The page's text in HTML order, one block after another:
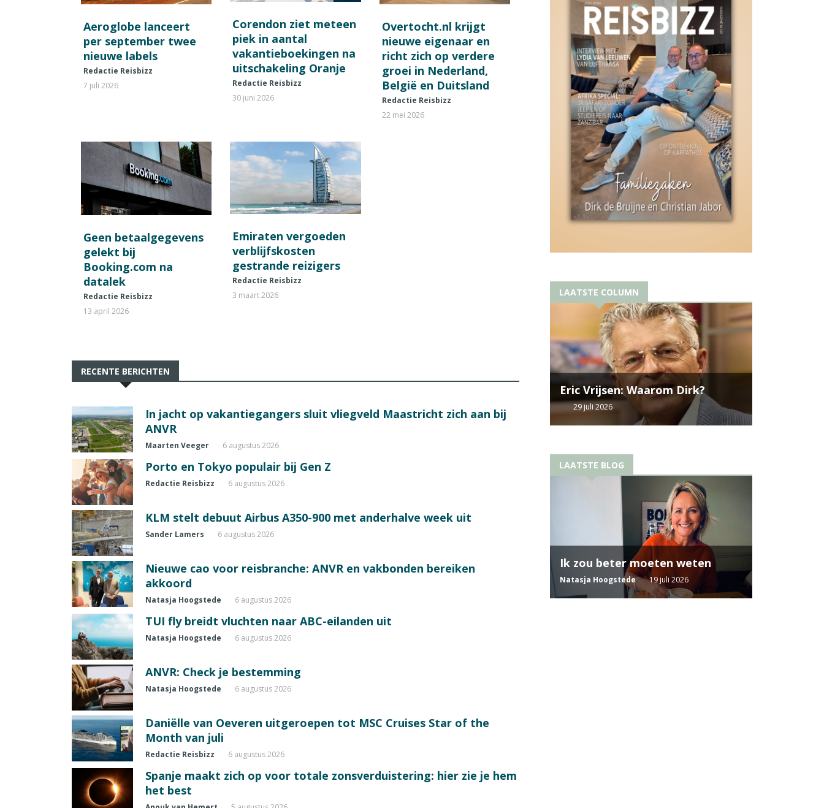
Aeroglobe lanceert
per september twee
nieuwe labels
Redactie Reisbizz
7 juli 2026
Corendon ziet meteen
piek in aantal
vakantieboekingen na
uitschakeling Oranje
Redactie Reisbizz
30 juni 2026
Overtocht.nl krijgt
nieuwe eigenaar en
richt zich op verdere
groei in Nederland,
België en Duitsland
Redactie Reisbizz
22 mei 2026
Geen betaalgegevens
gelekt bij
Booking.com na
datalek
Redactie Reisbizz
13 april 2026
Emiraten vergoeden
verblijfskosten
gestrande reizigers
Redactie Reisbizz
3 maart 2026
RECENTE BERICHTEN
In jacht op vakantiegangers sluit vliegveld Maastricht zich aan bij
ANVR
Maarten Veeger 6 augustus 2026
Porto en Tokyo populair bij Gen Z
Redactie Reisbizz 6 augustus 2026
KLM stelt debuut Airbus A350-900 met anderhalve week uit
Sander Lamers 6 augustus 2026
Nieuwe cao voor reisbranche: ANVR en vakbonden bereiken
akkoord
Natasja Hoogstede 6 augustus 2026
TUI fly breidt vluchten naar ABC-eilanden uit
Natasja Hoogstede 6 augustus 2026
ANVR: Check je bestemming
Natasja Hoogstede 6 augustus 2026
Daniëlle van Oeveren uitgeroepen tot MSC Cruises Star of the
Month van juli
Redactie Reisbizz 6 augustus 2026
Spanje maakt zich op voor totale zonsverduistering: hier zie je hem
het best
LAATSTE COLUMN
Eric Vrijsen: Waarom Dirk?
29 juli 2026
LAATSTE BLOG
Ik zou beter moeten weten
Natasja Hoogstede 19 juli 2026